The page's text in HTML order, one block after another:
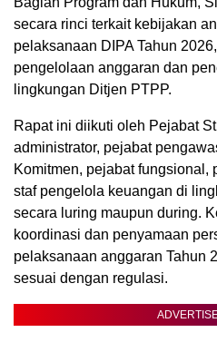
secara rinci terkait kebijakan
pelaksanaan DIPA Tahun
pengelolaan anggaran dan
lingkungan Ditjen PTPP.
Rapat ini diikuti oleh Pejabat
administrator, pejabat
Komitmen, pejabat fungsional,
staf pengelola keuangan di
secara luring maupun during.
koordinasi dan penyamaan
pelaksanaan anggaran Tahun
sesuai dengan regulasi.